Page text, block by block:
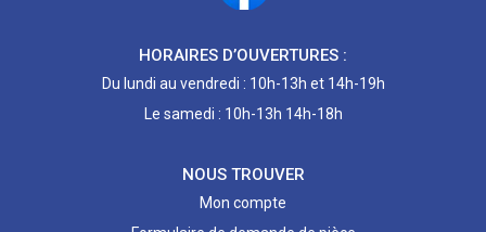
HORAIRES D’OUVERTURES :
Du lundi au vendredi : 10h-13h et 14h-19h
Le samedi : 10h-13h 14h-18h
NOUS TROUVER
Mon compte